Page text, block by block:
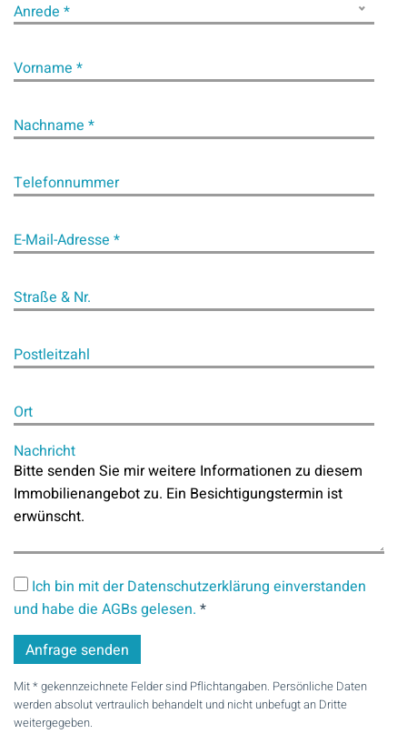
Anrede *
Vorname *
Nachname *
Telefonnummer
E-Mail-Adresse *
Straße & Nr.
Postleitzahl
Ort
Nachricht
Ich bin mit der Datenschutzerklärung einverstanden
und habe die AGBs gelesen. *
Mit * gekennzeichnete Felder sind Pflichtangaben. Persönliche Daten
werden absolut vertraulich behandelt und nicht unbefugt an Dritte
weitergegeben.